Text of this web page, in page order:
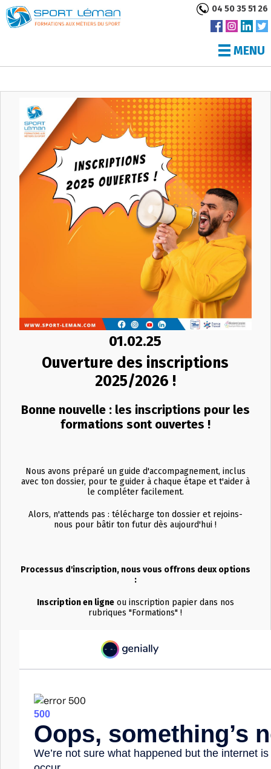
04 50 35 51 26
MENU
01.02.25
Ouverture des inscriptions
2025/2026 !
Bonne nouvelle : les inscriptions pour les
formations sont ouvertes !
Nous avons préparé un guide d'accompagnement, inclus
avec ton dossier, pour te guider à chaque étape et t'aider à
le compléter facilement.
Alors, n'attends pas : télécharge ton dossier et rejoins-
nous pour bâtir ton futur dès aujourd'hui !
Processus d'inscription, nous vous offrons deux options
:
Inscription en ligneou inscription papier dans nos
rubriques "Formations" !